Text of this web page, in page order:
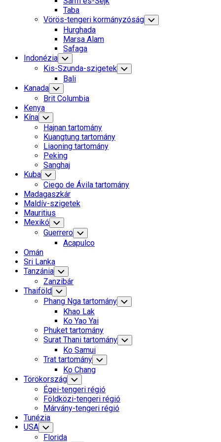
Taba
Vörös-tengeri kormányzóság Toggle
Child
Hurghada
Marsa Alam
Safaga
Indonézia Toggle
Child
Menu
Kis-Szunda-szigetek Toggle
Child
Bali
Kanada Toggle
Child
Menu
Brit Columbia
Kenya
Kína Toggle
Child
Menu
Hajnan tartomány
Kuangtung tartomány
Liaoning tartomány
Peking
Sanghaj
Kuba Toggle
Child
Menu
Ciego de Ávila tartomány
Madagaszkár
Maldív-szigetek
Mauritius
Mexikó Toggle
Child
Menu
Guerrero Toggle
Child
Menu
Acapulco
Omán
Sri Lanka
Tanzánia Toggle
Child
Menu
Zanzibár
Thaiföld Toggle
Child
Menu
Phang Nga tartomány Toggle
Child
Khao Lak
Ko Yao Yai
Phuket tartomány
Surat Thani tartomány Toggle
Child
Ko Samui
Trat tartomány Toggle
Child
Ko Chang
Törökország Toggle
Child
Menu
Égei-tengeri régió
Földközi-tengeri régió
Márvány-tengeri régió
Tunézia
USA Toggle
Child
Florida